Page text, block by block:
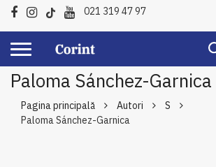
021 319 47 97
Paloma Sánchez-Garnica
Pagina principală Autori
S
Paloma Sánchez-Garnica